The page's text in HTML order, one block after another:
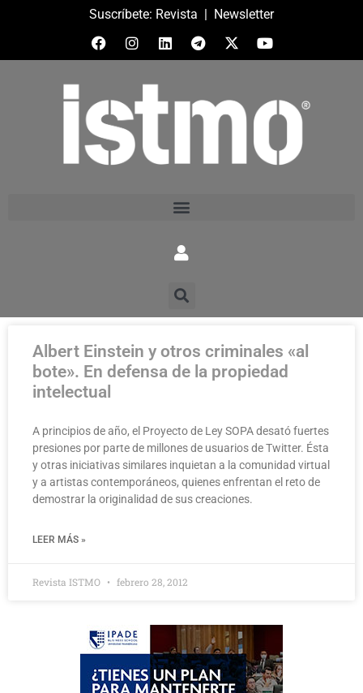
Suscríbete: Revista | Newsletter
Albert Einstein y otros criminales «al
bote». En defensa de la propiedad
intelectual
A principios de año, el Proyecto de Ley SOPA desató fuertes
presiones por parte de millones de usuarios de Twitter. Ésta
y otras iniciativas similares inquietan a la comunidad virtual
y a artistas contemporáneos, quienes enfrentan el reto de
demostrar la originalidad de sus creaciones.
LEER MÁS »
Revista ISTMO febrero 28, 2012